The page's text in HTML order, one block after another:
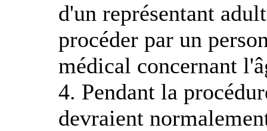
d'un représentant
procéder par un
médical concernant
4. Pendant la
devraient